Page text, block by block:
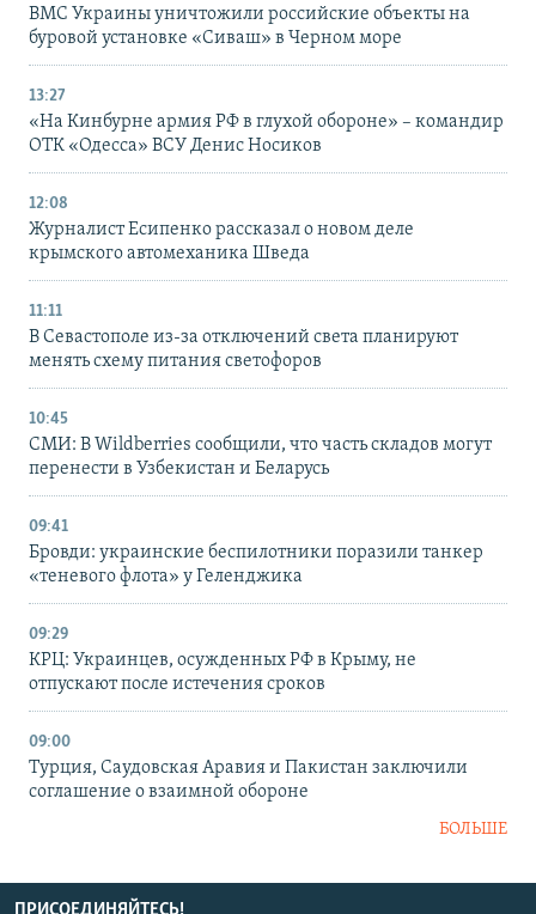
ВМС Украины уничтожили российские объекты на
буровой установке «Сиваш» в Черном море
13:27
«На Кинбурне армия РФ в глухой обороне» – командир
ОТК «Одесса» ВСУ Денис Носиков
12:08
Журналист Есипенко рассказал о новом деле
крымского автомеханика Шведа
11:11
В Севастополе из-за отключений света планируют
менять схему питания светофоров
10:45
СМИ: В Wildberries сообщили, что часть складов могут
перенести в Узбекистан и Беларусь
09:41
Бровди: украинские беспилотники поразили танкер
«теневого флота» у Геленджика
09:29
КРЦ: Украинцев, осужденных РФ в Крыму, не
отпускают после истечения сроков
09:00
Турция, Саудовская Аравия и Пакистан заключили
соглашение о взаимной обороне
БОЛЬШЕ